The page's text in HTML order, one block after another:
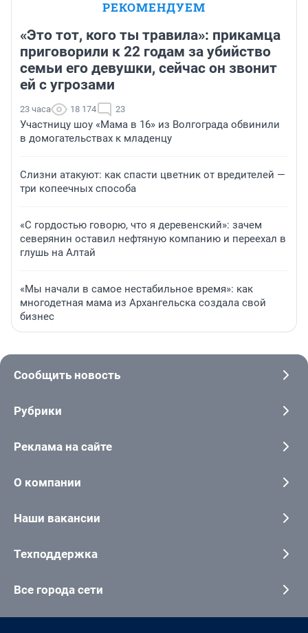
РЕКОМЕНДУЕМ
«Это тот, кого ты травила»: прикамца
приговорили к 22 годам за убийство
семьи его девушки, сейчас он звонит
ей с угрозами
23 часа 18 174 23
Участницу шоу «Мама в 16» из Волгограда обвинили
в домогательствах к младенцу
Слизни атакуют: как спасти цветник от вредителей —
три копеечных способа
«С гордостью говорю, что я деревенский»: зачем
северянин оставил нефтяную компанию и переехал в
глушь на Алтай
«Мы начали в самое нестабильное время»: как
многодетная мама из Архангельска создала свой
бизнес
Сообщить новость
Рубрики
Реклама на сайте
О компании
Наши вакансии
Техподдержка
Все города сети